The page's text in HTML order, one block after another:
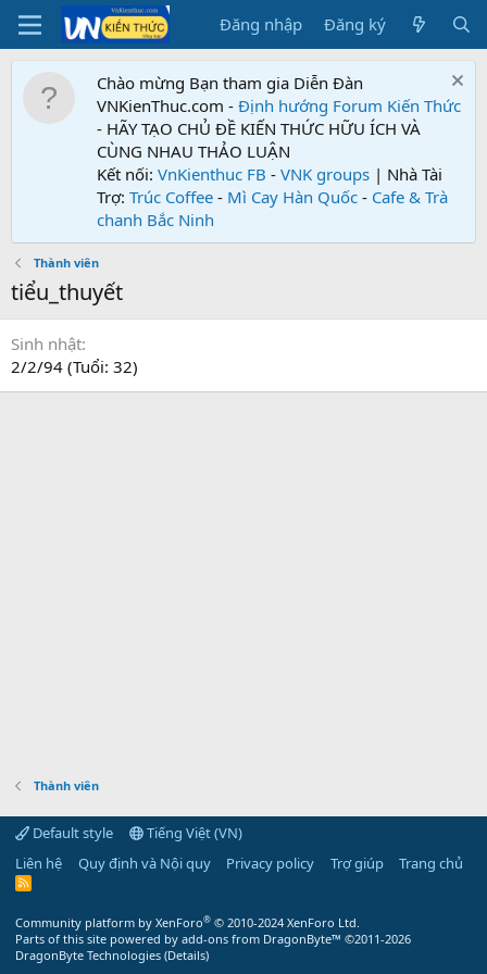
Đăng nhập Đăng ký
Chào mừng Bạn tham gia Diễn Đàn
VNKienThuc.com - Định hướng Forum Kiến Thức
- HÃY TẠO CHỦ ĐỀ KIẾN THỨC HỮU ÍCH VÀ
CÙNG NHAU THẢO LUẬN
Kết nối: VnKienthuc FB - VNK groups | Nhà Tài
Trợ: Trúc Coffee - Mì Cay Hàn Quốc - Cafe & Trà
chanh Bắc Ninh
Thành viên
tiểu_thuyết
Sinh nhật
2/2/94 (Tuổi: 32)
Thành viên
Default style
Tiếng Việt (VN)
Liên hệ
Quy định và Nội quy Privacy policy Trợ giúp Trang chủ
R
Community platform by XenForo® © 2010-2024 XenForo Ltd.
Parts of this site powered by add-ons from DragonByte™ ©2011-2026
DragonByte Technologies (Details)